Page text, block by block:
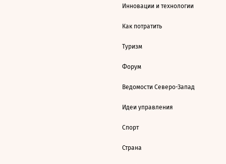
Инновации и технологии
Как потратить
Туризм
Форум
Ведомости Северо-Запад
Идеи управления
Спорт
Страна